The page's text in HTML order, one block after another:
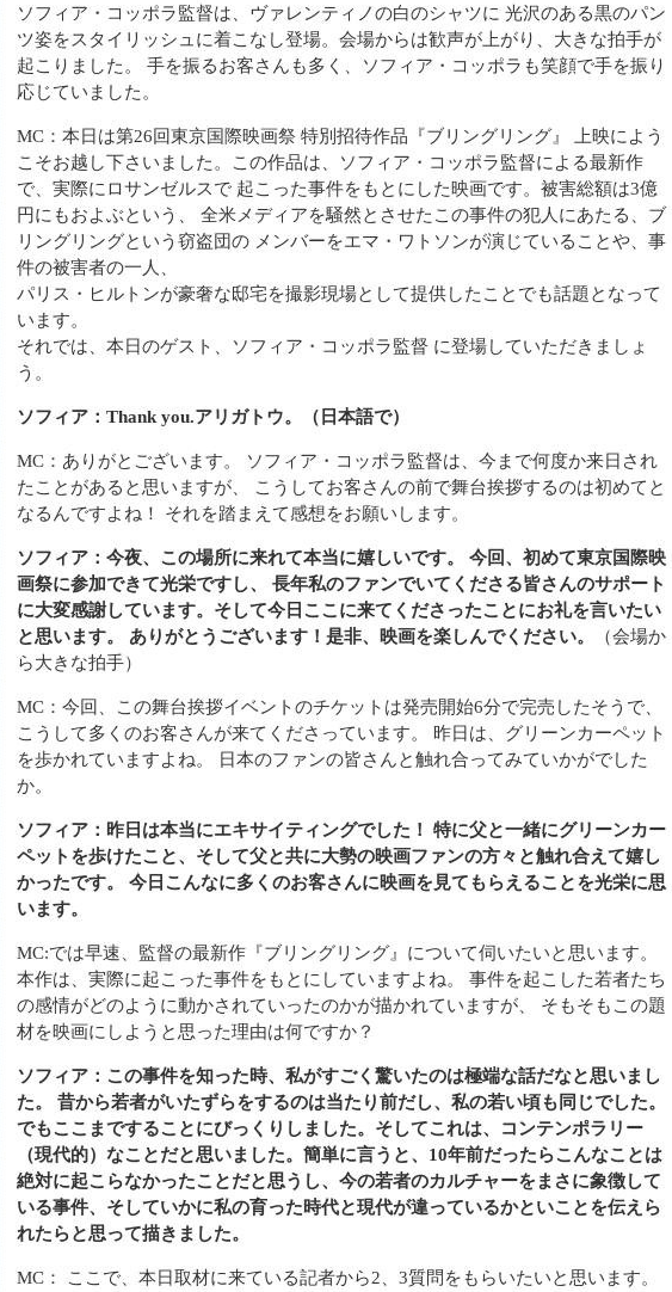
ソフィア・コッポラ監督は、ヴァレンティノの白のシャツに 光沢のある黒のパン
ツ姿をスタイリッシュに着こなし登場。会場からは歓声が上がり、大きな拍手が
起こりました。 手を振るお客さんも多く、ソフィア・コッポラも笑顔で手を振り
応じていました。
MC：本日は第26回東京国際映画祭 特別招待作品『ブリングリング』 上映によう
こそお越し下さいました。この作品は、ソフィア・コッポラ監督による最新作
で、実際にロサンゼルスで 起こった事件をもとにした映画です。被害総額は3億
円にもおよぶという、 全米メディアを騒然とさせたこの事件の犯人にあたる、ブ
リングリングという窃盗団の メンバーをエマ・ワトソンが演じていることや、事
件の被害者の一人、
パリス・ヒルトンが豪奢な邸宅を撮影現場として提供したことでも話題となって
います。
それでは、本日のゲスト、ソフィア・コッポラ監督 に登場していただきましょ
う。
ソフィア：Thank you.アリガトウ。（日本語で）
MC：ありがとございます。 ソフィア・コッポラ監督は、今まで何度か来日され
たことがあると思いますが、 こうしてお客さんの前で舞台挨拶するのは初めてと
なるんですよね！ それを踏まえて感想をお願いします。
ソフィア：今夜、この場所に来れて本当に嬉しいです。 今回、初めて東京国際映
画祭に参加できて光栄ですし、 長年私のファンでいてくださる皆さんのサポート
に大変感謝しています。そして今日ここに来てくださったことにお礼を言いたい
と思います。 ありがとうございます！是非、映画を楽しんでください。
（会場か
ら大きな拍手）
MC：今回、この舞台挨拶イベントのチケットは発売開始6分で完売したそうで、
こうして多くのお客さんが来てくださっています。 昨日は、グリーンカーペット
を歩かれていますよね。 日本のファンの皆さんと触れ合ってみていかがでした
か。
ソフィア：昨日は本当にエキサイティングでした！ 特に父と一緒にグリーンカー
ペットを歩けたこと、そして父と共に大勢の映画ファンの方々と触れ合えて嬉し
かったです。 今日こんなに多くのお客さんに映画を見てもらえることを光栄に思
います。
MC:では早速、監督の最新作『ブリングリング』について伺いたいと思います。
本作は、実際に起こった事件をもとにしていますよね。 事件を起こした若者たち
の感情がどのように動かされていったのかが描かれていますが、 そもそもこの題
材を映画にしようと思った理由は何ですか？
ソフィア：この事件を知った時、私がすごく驚いたのは極端な話だなと思いまし
た。 昔から若者がいたずらをするのは当たり前だし、私の若い頃も同じでした。
でもここまですることにびっくりしました。そしてこれは、コンテンポラリー
（現代的）なことだと思いました。簡単に言うと、10年前だったらこんなことは
絶対に起こらなかったことだと思うし、今の若者のカルチャーをまさに象徴して
いる事件、そしていかに私の育った時代と現代が違っているかといことを伝えら
れたらと思って描きました。
MC： ここで、本日取材に来ている記者から2、3質問をもらいたいと思います。